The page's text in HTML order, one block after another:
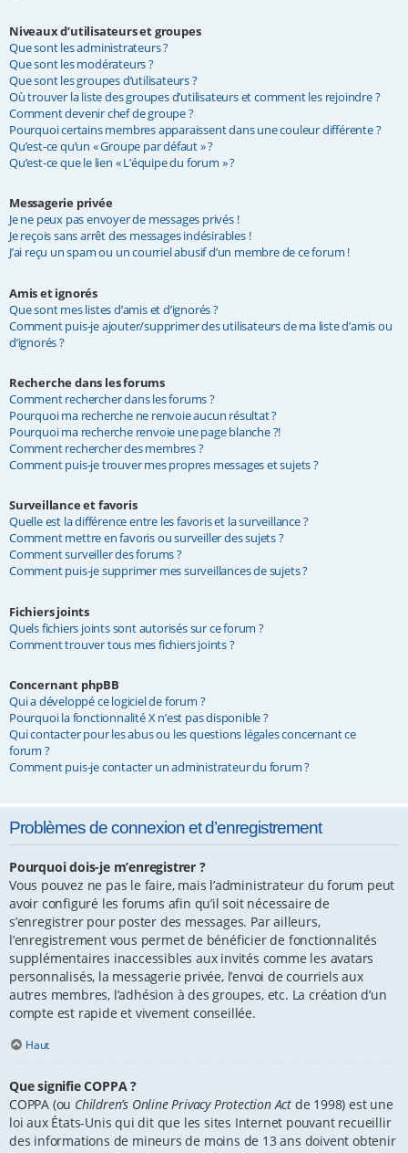
Niveaux d’utilisateurs et groupes
Que sont les administrateurs ?
Que sont les modérateurs ?
Que sont les groupes d’utilisateurs ?
Où trouver la liste des groupes d’utilisateurs et comment les rejoindre ?
Comment devenir chef de groupe ?
Pourquoi certains membres apparaissent dans une couleur différente ?
Qu’est-ce qu’un « Groupe par défaut » ?
Qu’est-ce que le lien « L’équipe du forum » ?
Messagerie privée
Je ne peux pas envoyer de messages privés !
Je reçois sans arrêt des messages indésirables !
J’ai reçu un spam ou un courriel abusif d’un membre de ce forum !
Amis et ignorés
Que sont mes listes d’amis et d’ignorés ?
Comment puis-je ajouter/supprimer des utilisateurs de ma liste d’amis ou
d’ignorés ?
Recherche dans les forums
Comment rechercher dans les forums ?
Pourquoi ma recherche ne renvoie aucun résultat ?
Pourquoi ma recherche renvoie une page blanche ?!
Comment rechercher des membres ?
Comment puis-je trouver mes propres messages et sujets ?
Surveillance et favoris
Quelle est la différence entre les favoris et la surveillance ?
Comment mettre en favoris ou surveiller des sujets ?
Comment surveiller des forums ?
Comment puis-je supprimer mes surveillances de sujets ?
Fichiers joints
Quels fichiers joints sont autorisés sur ce forum ?
Comment trouver tous mes fichiers joints ?
Concernant phpBB
Qui a développé ce logiciel de forum ?
Pourquoi la fonctionnalité X n’est pas disponible ?
Qui contacter pour les abus ou les questions légales concernant ce
forum ?
Comment puis-je contacter un administrateur du forum ?
Problèmes de connexion et d’enregistrement
Pourquoi dois-je m’enregistrer ?
Vous pouvez ne pas le faire, mais l’administrateur du forum peut
avoir configuré les forums afin qu’il soit nécessaire de
s’enregistrer pour poster des messages. Par ailleurs,
l’enregistrement vous permet de bénéficier de fonctionnalités
supplémentaires inaccessibles aux invités comme les avatars
personnalisés, la messagerie privée, l’envoi de courriels aux
autres membres, l’adhésion à des groupes, etc. La création d’un
compte est rapide et vivement conseillée.
Haut
Que signifie COPPA ?
COPPA (ou Children’s Online Privacy Protection Act de 1998) est une
loi aux États-Unis qui dit que les sites Internet pouvant recueillir
des informations de mineurs de moins de 13 ans doivent obtenir